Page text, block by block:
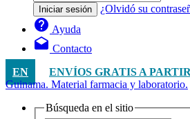
Iniciar sesión ¿Olvidó su
help Ayuda
drafts Contacto
EN
ENVÍOS GRATIS A
Guinama. Material farmacia y laboratorio.
Búsqueda en el sitio